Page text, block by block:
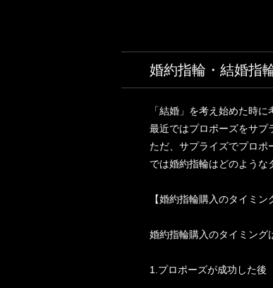
婚約指輪・結婚指
「結婚」を考え始めた時
最近ではプロポーズをサプ
ただ、サプライズでプロポ
では婚約指輪はどのような
【婚約指輪購入のタイミン
婚約指輪購入のタイミング
1.プロポーズが成功した後